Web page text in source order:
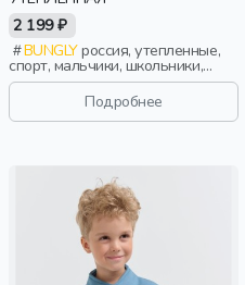
2 199 ₽
BUNGLYроссия, утепленные,
спорт, мальчики, школьники,
подростки, дети
Подробнее